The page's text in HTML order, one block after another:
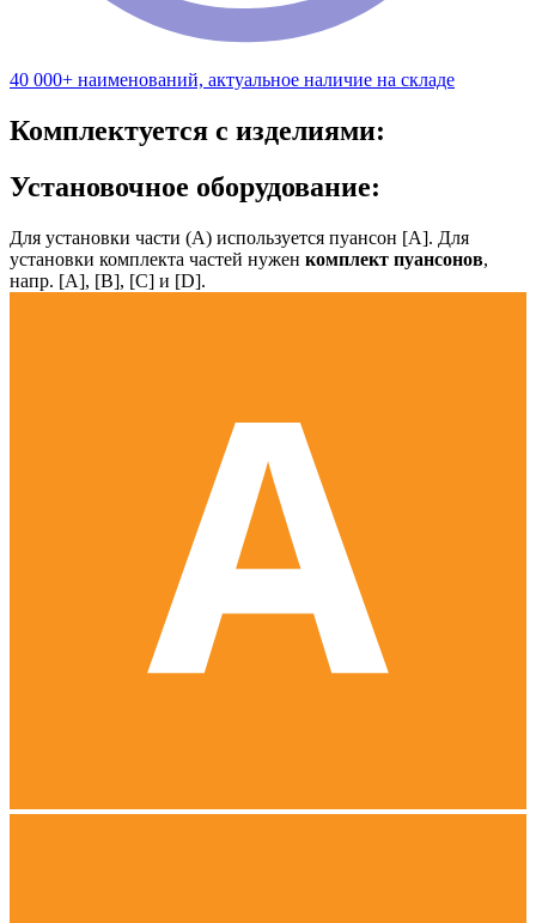
40 000+ наименований, актуальное наличие на складе
Комплектуется с изделиями:
Установочное оборудование:
Для установки части (А) используется пуансон [А]. Для
установки комплекта частей нужен комплект пуансонов,
напр. [А], [B], [С] и [D].